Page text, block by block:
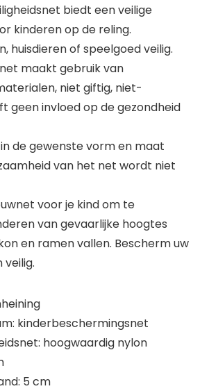
biedt een veilige
kinderen op de reling.
huisdieren of speelgoed veilig.
maakt gebruik van
niet giftig, niet-
geen invloed op de gezondheid
de gewenste vorm en maat
van het net wordt niet
voor je kind om te
van gevaarlijke hoogtes
en ramen vallen. Bescherm uw
veilig.
kinderbeschermingsnet
hoogwaardig nylon
5 cm